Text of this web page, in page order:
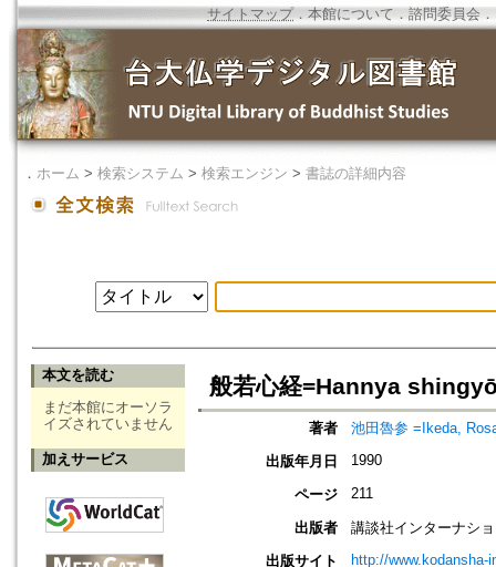
サイトマップ．本館について ． 諮問委員会 ．
． ホーム > 検索システム > 検索エンジン > 書誌の詳細内容
本文を読む
まだ本館にオーソラ
イズされていません
加えサービス
般若心経=Hannya
著者
池田魯参 =Ikeda,
出版年月日
1990
ページ 211
出版者
講談社インターナシ
出版サイト
http://www.kodansha-